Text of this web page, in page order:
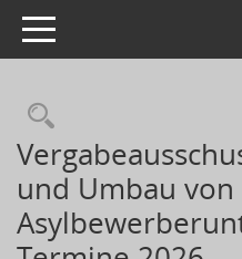
Toggle navigation
und Umbau von